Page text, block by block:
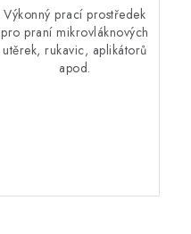
Výkonný prací prostředek
pro praní mikrovláknových
utěrek, rukavic, aplikátorů
apod.